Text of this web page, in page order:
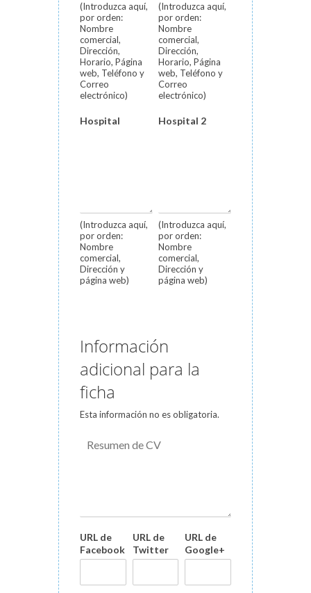
(Introduzca aquí,
por orden:
Nombre
comercial,
Dirección,
Horario, Página
web, Teléfono y
Correo
electrónico)
(Introduzca aquí,
por orden:
Nombre
comercial,
Dirección,
Horario, Página
web, Teléfono y
Correo
electrónico)
Hospital
(Introduzca aquí,
por orden:
Nombre
comercial,
Dirección y
página web)
Hospital 2
(Introduzca aquí,
por orden:
Nombre
comercial,
Dirección y
página web)
Información
adicional para la
ficha
Esta información no es obligatoria.
URL de
Facebook
URL de
Twitter
URL de
Google+